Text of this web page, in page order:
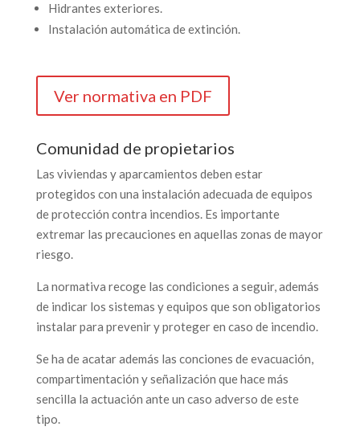
Hidrantes exteriores.
Instalación automática de extinción.
Ver normativa en PDF
Comunidad de propietarios
Las viviendas y aparcamientos deben estar
protegidos con una instalación adecuada de equipos
de protección contra incendios. Es importante
extremar las precauciones en aquellas zonas de mayor
riesgo.
La normativa recoge las condiciones a seguir, además
de indicar los sistemas y equipos que son obligatorios
instalar para prevenir y proteger en caso de incendio.
Se ha de acatar además las conciones de evacuación,
compartimentación y señalización que hace más
sencilla la actuación ante un caso adverso de este
tipo.